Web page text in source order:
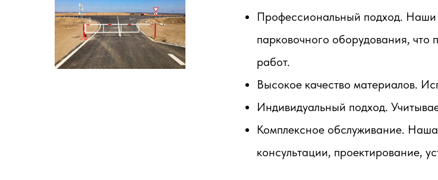
Профессиональный подход.
парковочного оборудования, что
работ.
Высокое качество материалов.
Индивидуальный подход.
Комплексное обслуживание. Наша
консультации, проектирование,